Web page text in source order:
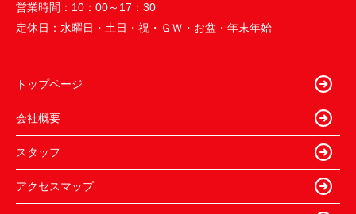
営業時間： 10：00～17：30
定休日： 水曜日・土日・祝・ＧＷ・お盆・年末年始
トップページ
会社概要
スタッフ
アクセスマップ